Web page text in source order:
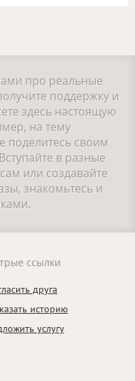
про реальные
поддержку и
здесь настоящую
на тему
поделитесь своим
в разные
или создавайте
знакомьтесь и
ссылки
друга
историю
услугу